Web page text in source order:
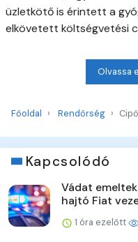
üzletkötő is érintett a
elkövetett költségvetési
Olvassa
Főoldal Rendőrség
Kapcsolódó
Vádat
hajtó Fiat
1 óra ezelőtt